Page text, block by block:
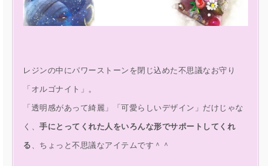
レジンの中にパワーストーンを閉じ込めた不思議なお守り
「オルゴナイト」。
「透明感があって綺麗」「可愛らしいデザイン」だけじゃな
く、 手にとってくれた人をいろんな形でサポートしてくれ
る 、ちょっと不思議なアイテムです＾＾